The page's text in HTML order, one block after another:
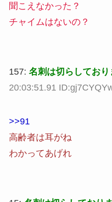
聞こえなかった？
チャイムはないの？
157: 名刺は切らしており
20:03:51.91
>>91
高齢者は耳がね
わかってあげれ